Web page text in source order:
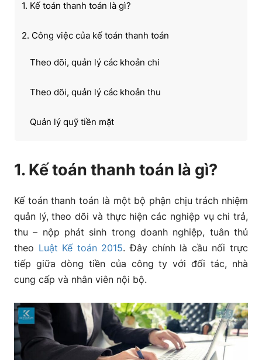
1. Kế toán thanh toán là gì?
2. Công việc của kế toán thanh toán
Theo dõi, quản lý các khoản chi
Theo dõi, quản lý các khoản thu
Quản lý quỹ tiền mặt
3. Quy trình kế toán thanh toán trong doanh nghiệp
3.1 Quy trình xử lý nghiệp vụ liên quan đến thu –
chi tiền mặt
3.2 Quy trình xử lý nghiệp vụ liên quan đến thu –
chi tiền gửi ngân hàng
4. Hướng dẫn cách hạch toán nghiệp vụ cơ bản của
kế toán thanh toán
1. Kế toán thanh toán là gì?
Kế toán thanh toán là một bộ phận chịu trách nhiệm
quản lý, theo dõi và thực hiện các nghiệp vụ chi trả,
thu – nộp phát sinh trong doanh nghiệp, tuân thủ
theo Luật Kế toán 2015. Đây chính là cầu nối trực
tiếp giữa dòng tiền của công ty với đối tác, nhà
cung cấp và nhân viên nội bộ.